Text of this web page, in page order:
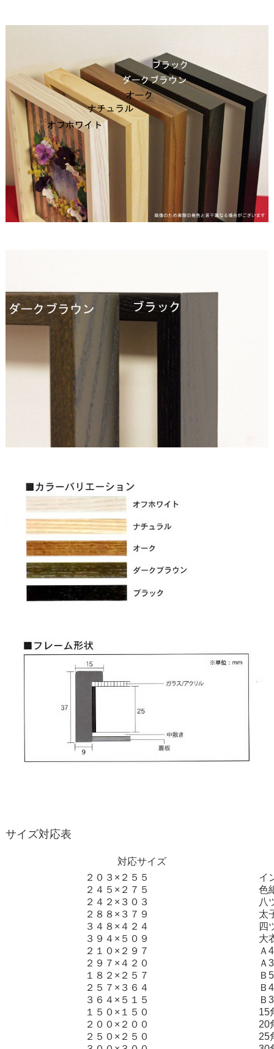
サイズ対応表
対応サイ
２０３×２５５
イ
２４５×２７５
色
２４２×３０３
八
２８８×３７９
太
３４８×４２４
四
３９４×５０９
大
２１０×２９７
Ａ4
２９７×４２０
Ａ3
１８２×２５７
Ｂ5
２５７×３６４
Ｂ4
３６４×５１５
Ｂ3
１５０×１５０
15
２００×２００
20
２５０×２５０
25